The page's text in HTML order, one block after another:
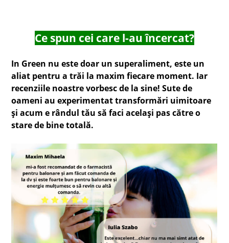
Ce spun cei care l-au încercat?
In Green nu este doar un superaliment, este un
aliat pentru a trăi la maxim fiecare moment. Iar
recenziile noastre vorbesc de la sine! Sute de
oameni au experimentat transformări uimitoare
și acum e rândul tău să faci același pas către o
stare de bine totală.